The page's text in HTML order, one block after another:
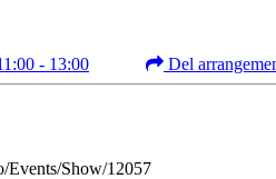
- 13:00 Del
Events/Show/12057